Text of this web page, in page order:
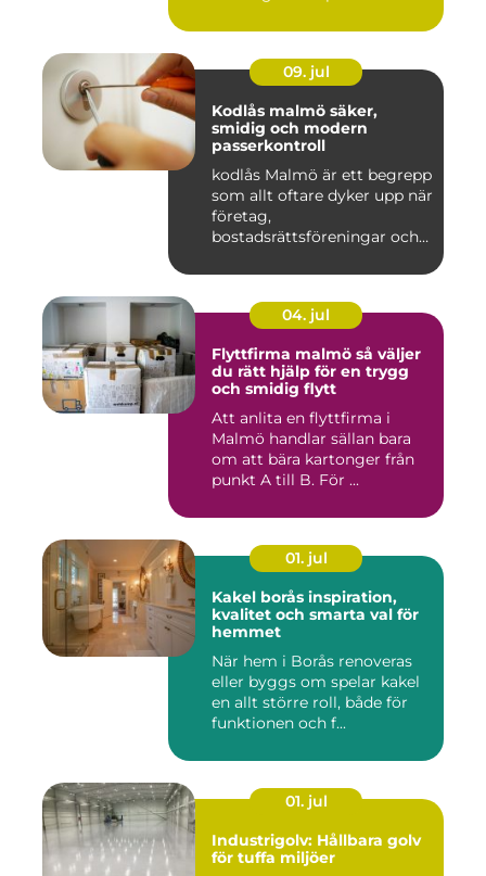
09. jul
Kodlås malmö säker,
smidig och modern
passerkontroll
kodlås Malmö är ett begrepp
som allt oftare dyker upp när
företag,
bostadsrättsföreningar och
04. jul
Flyttfirma malmö så väljer
du rätt hjälp för en trygg
och smidig flytt
Att anlita en flyttfirma i
Malmö handlar sällan bara
om att bära kartonger från
punkt A till B. För ...
01. jul
Kakel borås inspiration,
kvalitet och smarta val för
hemmet
När hem i Borås renoveras
eller byggs om spelar kakel
en allt större roll, både för
funktionen och f...
01. jul
Industrigolv: Hållbara golv
för tuffa miljöer